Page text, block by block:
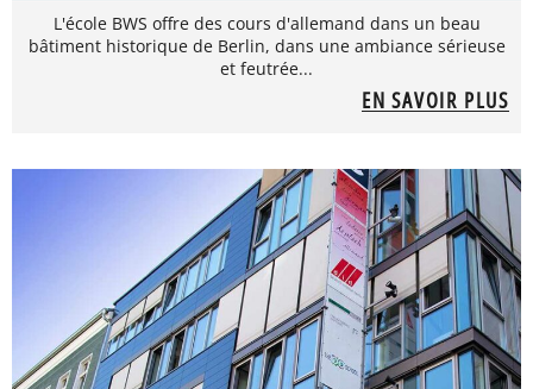
L'école BWS offre des cours d'allemand dans un beau
bâtiment historique de Berlin, dans une ambiance sérieuse
et feutrée...
EN SAVOIR PLUS